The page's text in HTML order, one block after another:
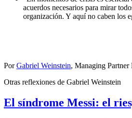
acuerdos necesarios para mirar
organización. Y aquí no caben los
PorGabriel Weinstein, Managing
Otras reflexiones de Gabriel Weinstein
El síndrome Messi: el